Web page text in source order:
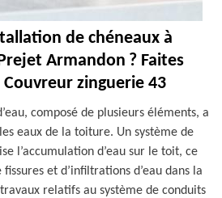
de chéneaux à
Armandon ? Faites
Couvreur zinguerie 43
composé de plusieurs éléments, a
eaux de la toiture. Un système de
l’accumulation d’eau sur le toit, ce
et d’infiltrations d’eau dans la
relatifs au système de conduits